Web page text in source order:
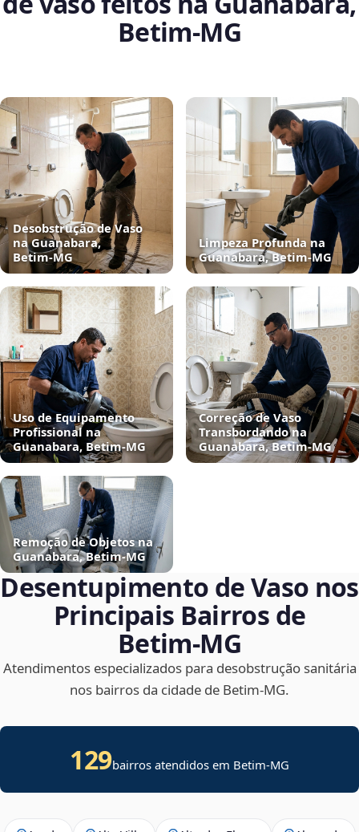
Betim‑MG
Desobstrução de Vaso
na Guanabara,
Betim‑MG
Limpeza Profunda na
Guanabara, Betim‑MG
Uso de Equipamento
Profissional na
Guanabara, Betim‑MG
Correção de Vaso
Transbordando na
Guanabara, Betim‑MG
Remoção de Objetos na
Guanabara, Betim‑MG
Desentupimento de Vaso nos
Principais Bairros de
Betim‑MG
Atendimentos especializados para desobstrução sanitária
nos bairros da cidade de Betim‑MG.
129bairros atendidos em Betim-MG